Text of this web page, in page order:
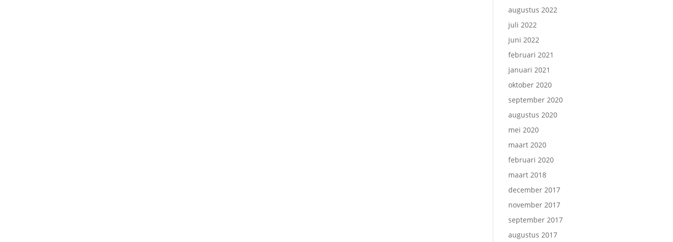
augustus 2022
juli 2022
juni 2022
februari 2021
januari 2021
oktober 2020
september 2020
augustus 2020
mei 2020
maart 2020
februari 2020
maart 2018
december 2017
november 2017
september 2017
augustus 2017